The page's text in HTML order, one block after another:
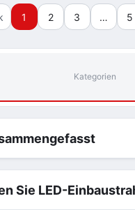
Kategorien
1 2 3 … 5
Sie LED-